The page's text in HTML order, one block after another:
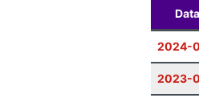
Data
2024-
2023-